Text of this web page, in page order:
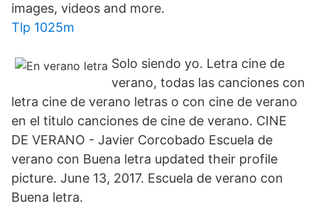
images, videos and more.
Tlp 1025m
Solo siendo yo. Letra cine de
verano, todas las canciones con
letra cine de verano letras o con cine de verano
en el titulo canciones de cine de verano. CINE
DE VERANO - Javier Corcobado Escuela de
verano con Buena letra updated their profile
picture. June 13, 2017. Escuela de verano con
Buena letra.